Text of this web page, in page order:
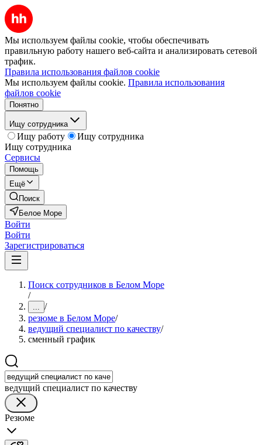
Мы используем файлы cookie, чтобы обеспечивать
правильную работу нашего веб-сайта и анализировать сетевой
трафик.
Правила использования файлов cookie
Мы используем файлы cookie. Правила использования
файлов cookie
Понятно
Ищу сотрудника
Ищу работу
Ищу сотрудника
Ищу сотрудника
Сервисы
Помощь
Ещё
Поиск
Белое Море
Войти
Войти
Зарегистрироваться
Поиск сотрудников в Белом Море
/
... /
резюме в Белом Море/
ведущий специалист по качеству/
сменный график
ведущий специалист по качеству
Резюме